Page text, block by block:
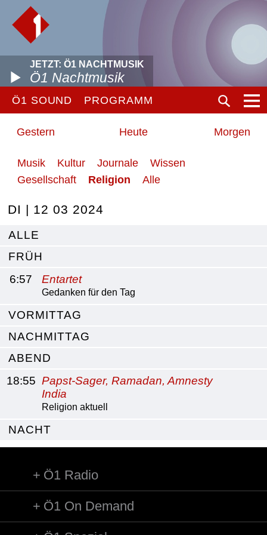
JETZT: Ö1 NACHTMUSIK
Ö1 Nachtmusik
Ö1 SOUND PROGRAMM
Gestern Heute Morgen
Musik Kultur Journale
Wissen
Gesellschaft
Religion Alle
DI | 12 03 2024
ALLE
FRÜH
6:57
Entartet
Gedanken für den Tag
VORMITTAG
NACHMITTAG
ABEND
18:55 Papst-Sager, Ramadan, Amnesty
India
Religion aktuell
NACHT
Ö1 Radio
Ö1 On Demand